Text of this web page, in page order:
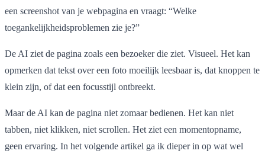
een screenshot van je webpagina en vraagt: “Welke
toegankelijkheidsproblemen zie je?”
De AI ziet de pagina zoals een bezoeker die ziet. Visueel. Het kan
opmerken dat tekst over een foto moeilijk leesbaar is, dat knoppen te
klein zijn, of dat een focusstijl ontbreekt.
Maar de AI kan de pagina niet zomaar bedienen. Het kan niet
tabben, niet klikken, niet scrollen. Het ziet een momentopname,
geen ervaring. In het volgende artikel ga ik dieper in op wat wel